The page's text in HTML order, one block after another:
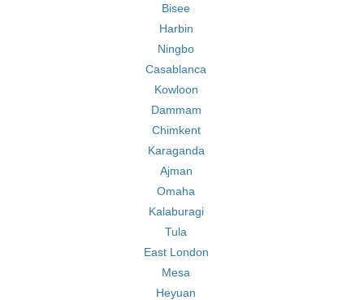
Bisee
Harbin
Ningbo
Casablanca
Kowloon
Dammam
Chimkent
Karaganda
Ajman
Omaha
Kalaburagi
Tula
East London
Mesa
Heyuan